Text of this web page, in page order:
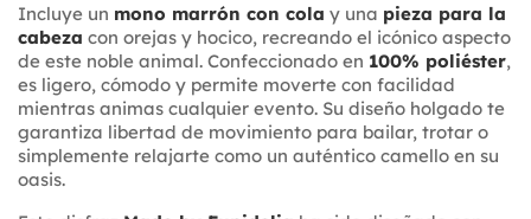
Incluye un mono marrón con cola y una pieza para la
cabeza con orejas y hocico, recreando el icónico aspecto
de este noble animal. Confeccionado en 100% poliéster,
es ligero, cómodo y permite moverte con facilidad
mientras animas cualquier evento. Su diseño holgado te
garantiza libertad de movimiento para bailar, trotar o
simplemente relajarte como un auténtico camello en su
oasis.